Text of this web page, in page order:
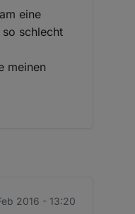
eine
schlecht
meinen
2016 - 13:20